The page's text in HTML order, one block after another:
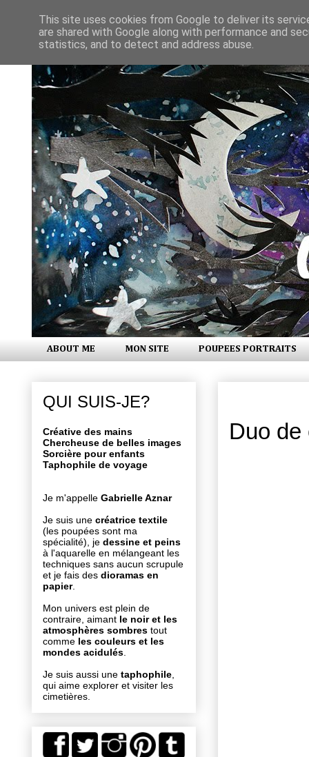
ABOUT ME MON SITE POUPEES PORTRAITS
Duo de
QUI SUIS-JE?
Créative des mains
Chercheuse de belles images
Sorcière pour enfants
Taphophile de voyage
Je m'appelle Gabrielle Aznar
Je suis une créatrice textile
(les poupées sont ma
spécialité), je dessine et peins
à l'aquarelle en mélangeant les
techniques sans aucun scrupule
et je fais des dioramas en
papier.
Mon univers est plein de
contraire, aimant le noir et les
atmosphères sombres tout
comme les couleurs et les
mondes acidulés
Je suis aussi une taphophile
qui aime explorer et visiter les
cimetières.
This site uses cookies from Google to deliver its
are shared with Google along with performance and
statistics, and to detect and address abuse.